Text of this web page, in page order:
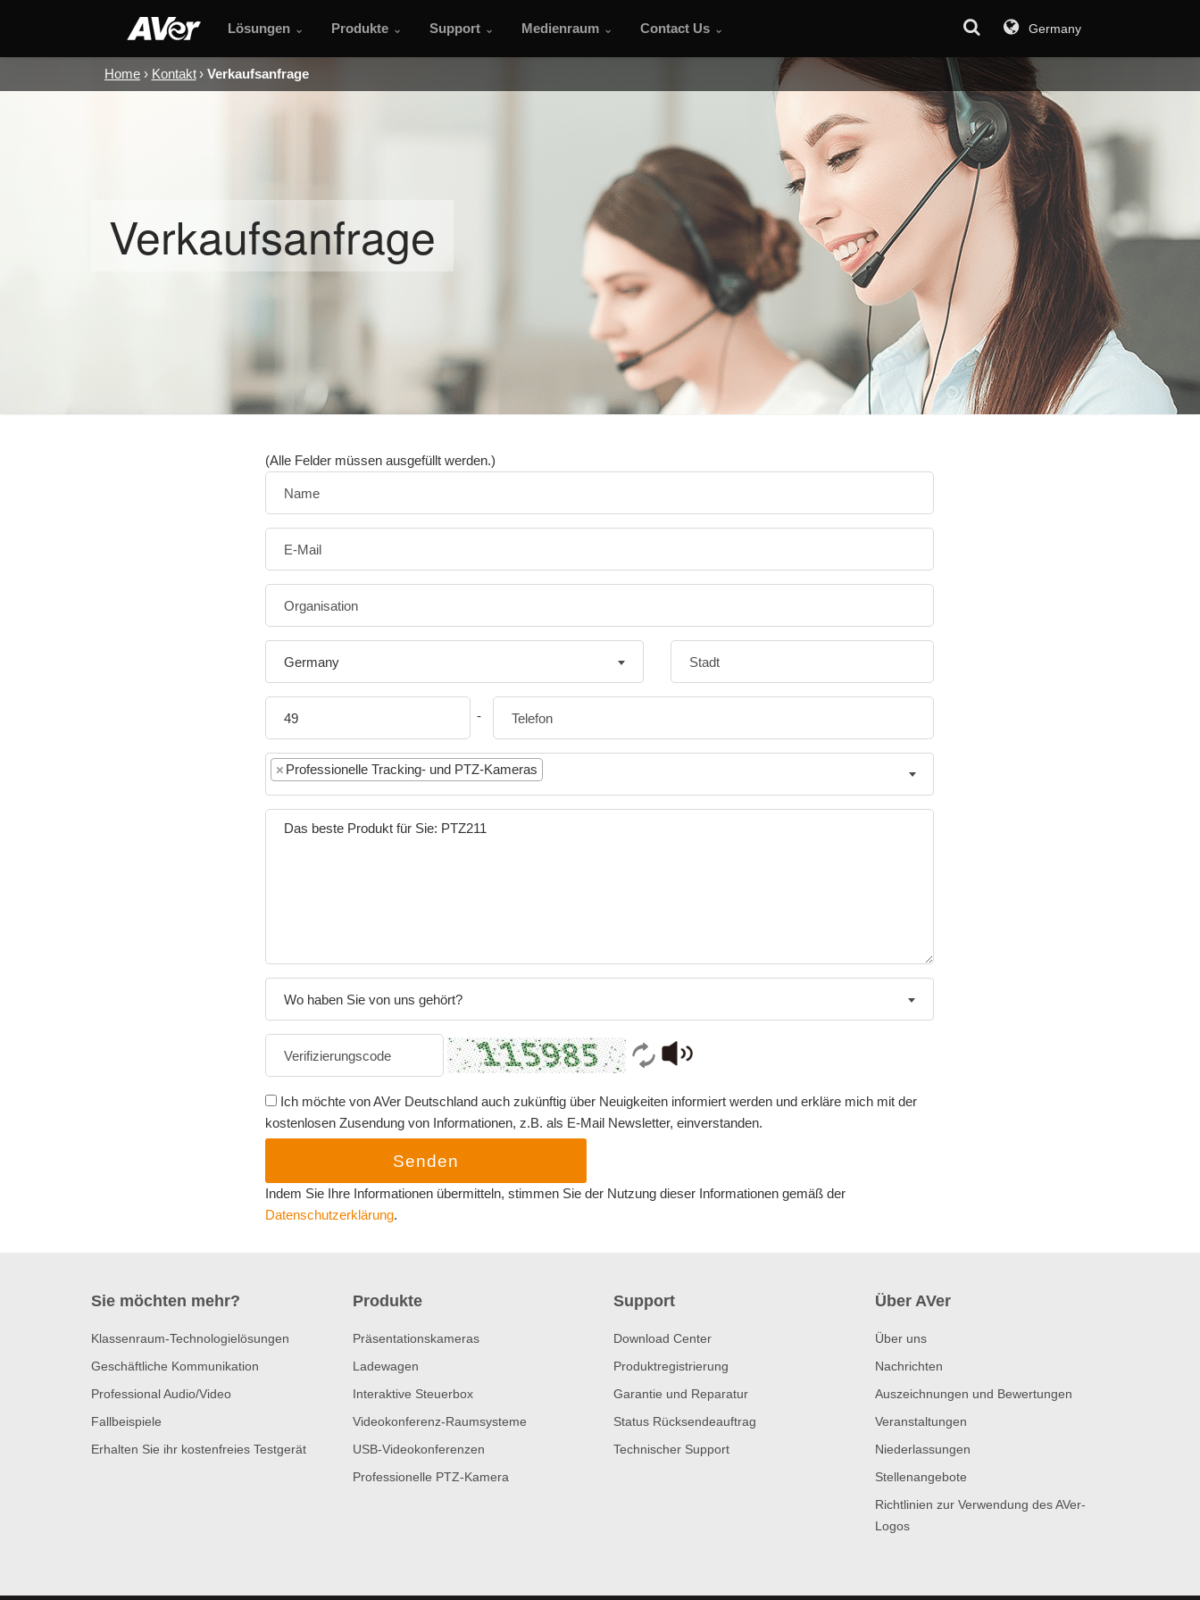
Lösungen Produkte Support Medienraum Contact Us Germany
Home Kontakt Verkaufsanfrage
Verkaufsanfrage
(Alle Felder müssen ausgefüllt werden.)
Germany
-
× Professionelle Tracking- und PTZ-Kameras
Wo haben Sie von uns gehört?
Ich möchte von AVer Deutschland auch zukünftig über Neuigkeiten informiert werden und erkläre mich mit der
kostenlosen Zusendung von Informationen, z.B. als E-Mail Newsletter, einverstanden.
Senden
Indem Sie Ihre Informationen übermitteln, stimmen Sie der Nutzung dieser Informationen gemäß der
Datenschutzerklärung.
Sie möchten mehr?
Klassenraum-Technologielösungen
Geschäftliche Kommunikation
Professional Audio/Video
Fallbeispiele
Erhalten Sie ihr kostenfreies Testgerät
Produkte
Präsentationskameras
Ladewagen
Interaktive Steuerbox
Videokonferenz-Raumsysteme
USB-Videokonferenzen
Professionelle PTZ-Kamera
Support
Download Center
Produktregistrierung
Garantie und Reparatur
Status Rücksendeauftrag
Technischer Support
Über AVer
Über uns
Nachrichten
Auszeichnungen und Bewertungen
Veranstaltungen
Niederlassungen
Stellenangebote
Richtlinien zur Verwendung des AVer-
Logos